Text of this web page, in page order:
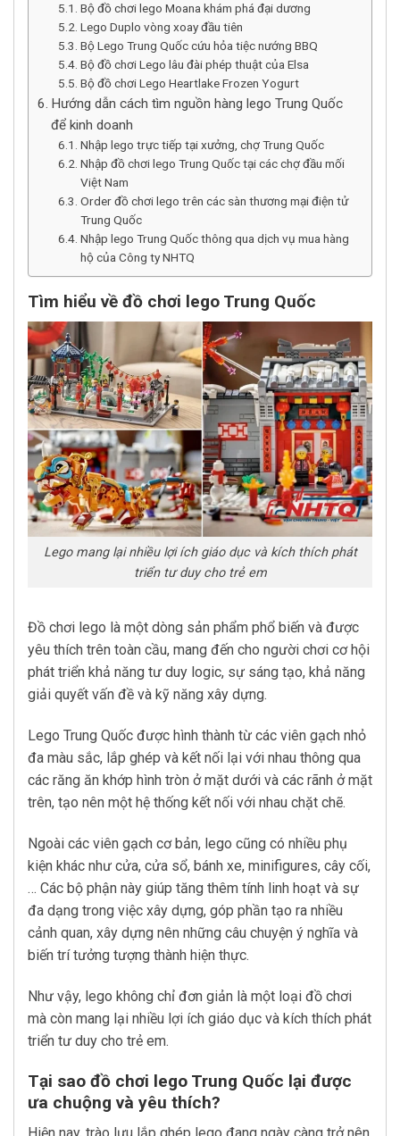
Bộ đồ chơi lego Moana khám phá đại dương
Lego Duplo vòng xoay đầu tiên
Bộ Lego Trung Quốc cứu hỏa tiệc nướng BBQ
Bộ đồ chơi Lego lâu đài phép thuật của Elsa
Bộ đồ chơi Lego Heartlake Frozen Yogurt
Hướng dẫn cách tìm nguồn hàng lego Trung Quốc
để kinh doanh
Nhập lego trực tiếp tại xưởng, chợ Trung Quốc
Nhập đồ chơi lego Trung Quốc tại các chợ đầu mối
Việt Nam
Order đồ chơi lego trên các sàn thương mại điện tử
Trung Quốc
Nhập lego Trung Quốc thông qua dịch vụ mua hàng
hộ của Công ty NHTQ
Tìm hiểu về đồ chơi lego Trung Quốc
Lego mang lại nhiều lợi ích giáo dục và kích thích phát
triển tư duy cho trẻ em
Đồ chơi lego là một dòng sản phẩm phổ biến và được
yêu thích trên toàn cầu, mang đến cho người chơi cơ hội
phát triển khả năng tư duy logic, sự sáng tạo, khả năng
giải quyết vấn đề và kỹ năng xây dựng.
Lego Trung Quốc được hình thành từ các viên gạch nhỏ
đa màu sắc, lắp ghép và kết nối lại với nhau thông qua
các răng ăn khớp hình tròn ở mặt dưới và các rãnh ở mặt
trên, tạo nên một hệ thống kết nối với nhau chặt chẽ.
Ngoài các viên gạch cơ bản, lego cũng có nhiều phụ
kiện khác như cửa, cửa sổ, bánh xe, minifigures, cây cối,
… Các bộ phận này giúp tăng thêm tính linh hoạt và sự
đa dạng trong việc xây dựng, góp phần tạo ra nhiều
cảnh quan, xây dựng nên những câu chuyện ý nghĩa và
biến trí tưởng tượng thành hiện thực.
Như vậy, lego không chỉ đơn giản là một loại đồ chơi
mà còn mang lại nhiều lợi ích giáo dục và kích thích phát
triển tư duy cho trẻ em.
Tại sao đồ chơi lego Trung Quốc lại được
ưa chuộng và yêu thích?